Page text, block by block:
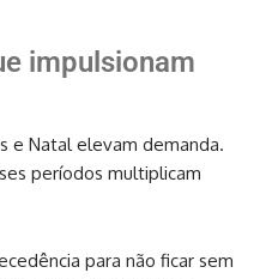
impulsionam
e Natal elevam demanda.
períodos multiplicam
para não ficar sem